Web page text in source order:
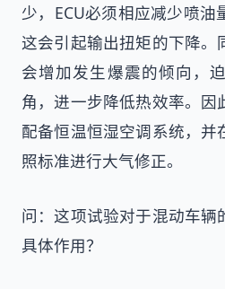
少，ECU必须相应减少喷油
这会引起输出扭矩的下降。
会增加发生爆震的倾向，
角，进一步降低热效率。因
配备恒温恒湿空调系统，并
照标准进行大气修正。
问：这项试验对于混动车辆
具体作用？